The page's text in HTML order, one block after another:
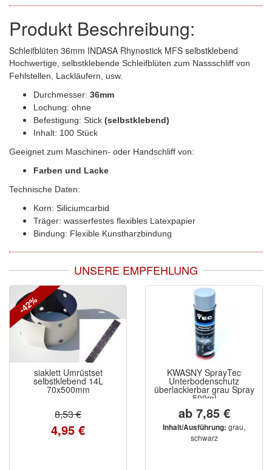
(2)
KWASNY
(8)
Mirka
Novol
Prevost
Sia
(3)
Spectral
(5)
StarChem
(1)
Troton
(2)
Wibeco
Produkt Beschreibung:
Schleifblüten 36mm INDASA Rhynostick MFS selbstklebend
Hochwertige, selbstklebende Schleifblüten zum Nassschliff von
Fehlstellen, Lackläufern, usw.
Durchmesser: 36mm
Lochung: ohne
Befestigung: Stick (selbstklebend)
Inhalt: 100 Stück
Geeignet zum Maschinen- oder Handschliff von:
Farben und Lacke
Technische Daten:
Korn: Siliciumcarbid
Träger: wasserfestes flexibles Latexpapier
Bindung: Flexible Kunstharzbindung
UNSERE EMPFEHLUNG
siaklett Umrüstset
selbstklebend 14L
70x500mm
8,53 €
4,95 €
KWASNY SprayTec
Unterbodenschutz
überlackierbar grau Spray
500ml
ab 7,85 €
Inhalt/Ausführung:grau,
schwarz